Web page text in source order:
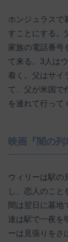
ホンジュラスで
すことにする。
家族の電話番号
て来る。3人は
着く。父はサイ
て、父が米国で
を連れて行って
映画『闇の列
ウィリーは駅の
し、恋人のこと
間は翌日に墓地
達は駅で一夜を
ーは見張りをさ